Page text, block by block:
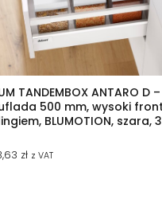
TANDEMBOX ANTARO D –
500 mm, wysoki
BLUMOTION, szara,
zł z VAT